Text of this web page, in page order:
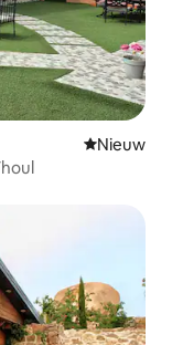
Nieuwe
Nieuw